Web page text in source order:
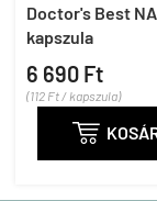
Doctor's Best
kapszula
6 690 Ft
(112 Ft / kapszula)
